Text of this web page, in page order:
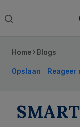
Search
Home › Blogs
Opslaan Reageer
Sidebar